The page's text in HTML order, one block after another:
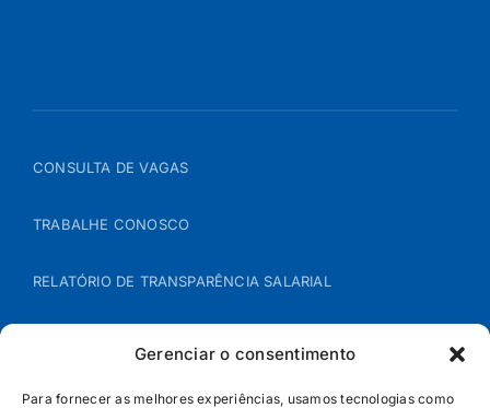
Gerenciar o consentimento
Para fornecer as melhores experiências, usamos tecnologias como
CONSULTA DE VAGAS
TRABALHE CONOSCO
RELATÓRIO DE TRANSPARÊNCIA SALARIAL
POLÍTICA DE COOKIES